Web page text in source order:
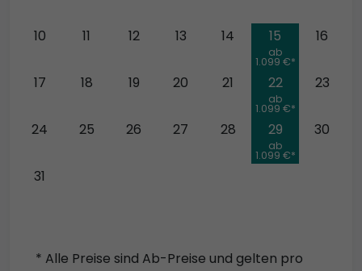
10 11 12 13 14
ab
1.099 €*
15 16
17 18 19 20 21
ab
1.099 €*
22 23
24 25 26 27 28
ab
1.099 €*
29 30
31
* Alle Preise sind Ab-Preise und gelten pro